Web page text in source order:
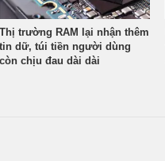
Thị trường RAM lại nhận thêm
tin dữ, túi tiền người dùng
còn chịu đau dài dài